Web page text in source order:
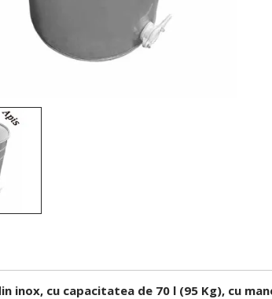
inox, cu capacitatea de 70 l (95 Kg), cu